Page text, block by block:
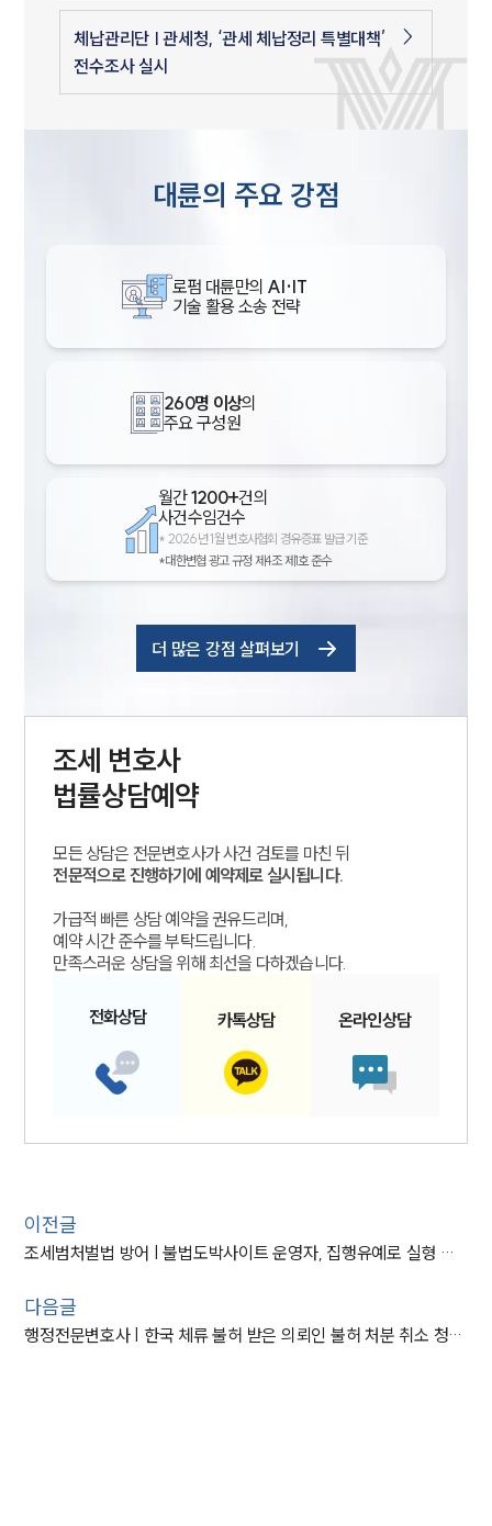
체납관리단 | 관세청, ‘관세 체납정리 특별대책’
전수조사 실시
대륜의 주요 강점
로펌 대륜만의 AI·IT
기술 활용 소송 전략
260명 이상의
주요 구성원
월간1200+건의
사건수임건수
* 2026년 1월 변호사협회 경유증표 발급 기준
*대한변협 광고 규정 제4조 제1호 준수
더 많은 강점 살펴보기
조세 변호사
법률상담예약
모든 상담은 전문변호사가 사건 검토를 마친 뒤
전문적으로 진행하기에 예약제로 실시됩니다.
가급적 빠른 상담 예약을 권유드리며,
예약 시간 준수를 부탁드립니다.
만족스러운 상담을 위해 최선을 다하겠습니다.
전화상담 카톡상담 온라인상담
이전글
조세범처벌법 방어 | 불법도박사이트 운영자, 집행유예로 실형 방어
다음글
행정전문변호사 | 한국 체류 불허 받은 의뢰인 불허 처분 취소 청구 법률자문 진행